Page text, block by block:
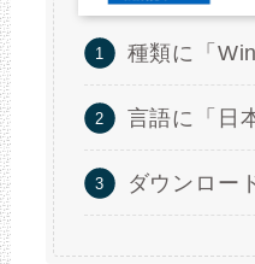
種類に「
言語に「日
ダウンロー